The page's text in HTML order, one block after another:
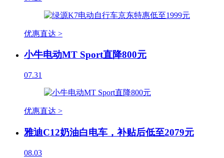
优惠直达 >
小牛电动MT Sport直降800元
07.31
优惠直达 >
雅迪C12奶油白电车，补贴后低至2079元
08.03